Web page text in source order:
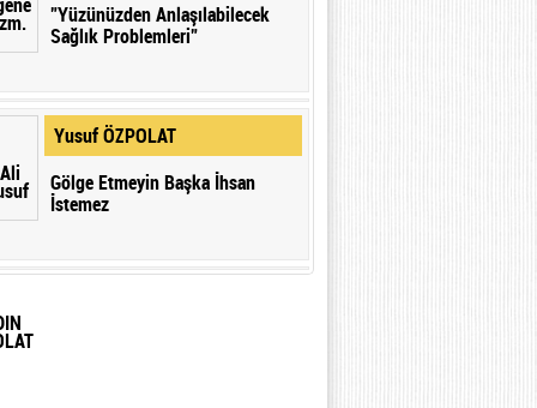
”Yüzünüzden Anlaşılabilecek
Sağlık Problemleri”
Yusuf ÖZPOLAT
Gölge Etmeyin Başka İhsan
İstemez